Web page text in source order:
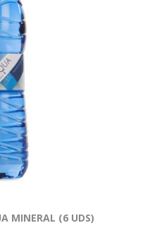
MINERAL (6 UDS)